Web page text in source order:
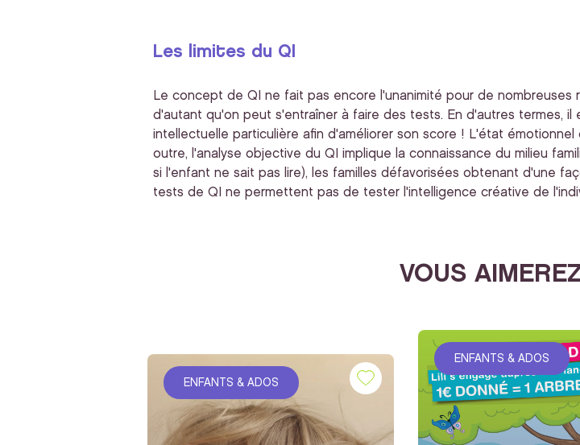
Les limites du QI
Le concept de QI ne fait pas encore l'unanimité pour de nombreuses
d'autant qu'on peut s'entraîner à faire des tests. En d'autres termes,
intellectuelle particulière afin d'améliorer son score ! L'état
outre, l'analyse objective du QI implique la connaissance du milieu
si l'enfant ne sait pas lire), les familles défavorisées obtenant d'une
tests de QI ne permettent pas de tester l'intelligence créative de
VOUS
ENFANTS & ADOS
ENFANTS & ADOS